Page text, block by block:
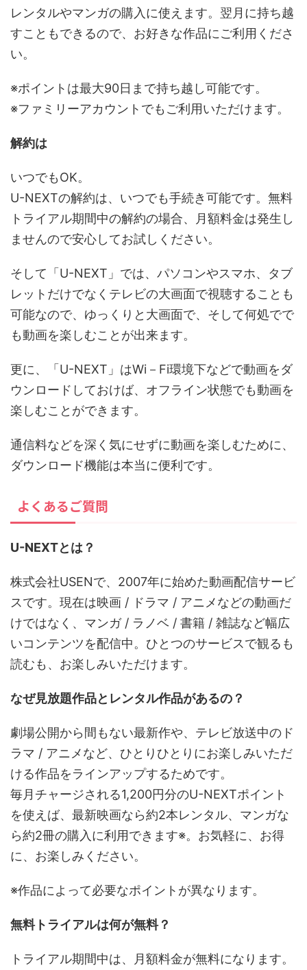
レンタルやマンガの購入に使えます。翌月に持ち越
すこともできるので、お好きな作品にご利用くださ
い。
※ポイントは最大90日まで持ち越し可能です。
※ファミリーアカウントでもご利用いただけます。
解約は
いつでもOK。
U-NEXTの解約は、いつでも手続き可能です。無料
トライアル期間中の解約の場合、月額料金は発生し
ませんので安心してお試しください。
そして「U-NEXT」では、パソコンやスマホ、タブ
レットだけでなくテレビの大画面で視聴することも
可能なので、ゆっくりと大画面で、そして何処でで
も動画を楽しむことが出来ます。
更に、「U-NEXT」はWi－Fi環境下などで動画をダ
ウンロードしておけば、オフライン状態でも動画を
楽しむことができます。
通信料などを深く気にせずに動画を楽しむために、
ダウンロード機能は本当に便利です。
よくあるご質問
U-NEXTとは？
株式会社USENで、2007年に始めた動画配信サービ
スです。現在は映画 / ドラマ / アニメなどの動画だ
けではなく、マンガ / ラノベ / 書籍 / 雑誌など幅広
いコンテンツを配信中。ひとつのサービスで観るも
読むも、お楽しみいただけます。
なぜ見放題作品とレンタル作品があるの？
劇場公開から間もない最新作や、テレビ放送中のド
ラマ / アニメなど、ひとりひとりにお楽しみいただ
ける作品をラインアップするためです。
毎月チャージされる1,200円分のU-NEXTポイント
を使えば、最新映画なら約2本レンタル、マンガな
ら約2冊の購入に利用できます※。お気軽に、お得
に、お楽しみください。
※作品によって必要なポイントが異なります。
無料トライアルは何が無料？
トライアル期間中は、月額料金が無料になります。